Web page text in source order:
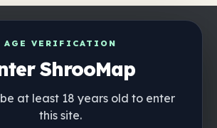
AGE VERIFICATION
ShrooMap
at least 18 years old to enter
this site.
app
web — one tap away